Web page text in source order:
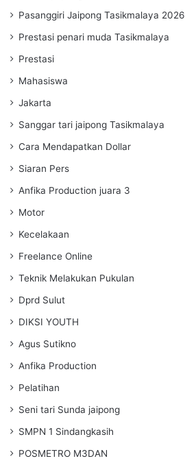
Pasanggiri Jaipong Tasikmalaya 2026
Prestasi penari muda Tasikmalaya
Prestasi
Mahasiswa
Jakarta
Sanggar tari jaipong Tasikmalaya
Cara Mendapatkan Dollar
Siaran Pers
Anfika Production juara 3
Motor
Kecelakaan
Freelance Online
Teknik Melakukan Pukulan
Dprd Sulut
DIKSI YOUTH
Agus Sutikno
Anfika Production
Pelatihan
Seni tari Sunda jaipong
SMPN 1 Sindangkasih
POSMETRO M3DAN